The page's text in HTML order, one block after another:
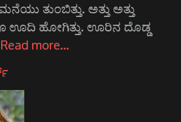
ತುಂಬಿತ್ತು. ಅತ್ತು ಅತ್ತು
ಊದಿ ಹೋಗಿತ್ತು. ಊರಿನ ದೊಡ್ಡ
Read more…